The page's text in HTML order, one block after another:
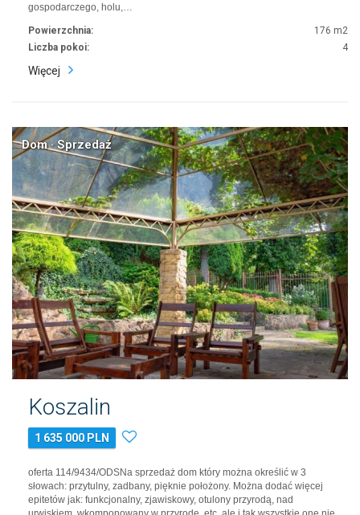
gospodarczego, holu,…
Powierzchnia:
176 m2
Liczba pokoi:
4
Więcej
Dom · Sprzedaż
Koszalin
1 635 000 PLN
oferta 114/9434/ODSNa sprzedaż dom który można określić w 3
słowach: przytulny, zadbany, pięknie położony. Można dodać więcej
epitetów jak: funkcjonalny, zjawiskowy, otulony przyrodą, nad